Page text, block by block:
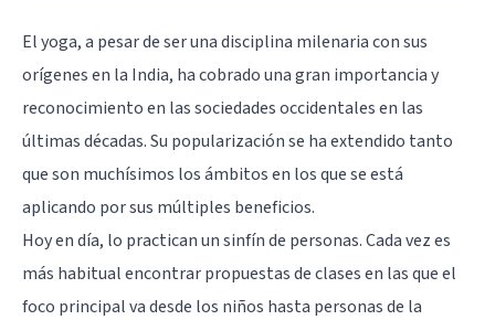
El yoga, a pesar de ser una disciplina milenaria con sus
orígenes en la India, ha cobrado una gran importancia y
reconocimiento en las sociedades occidentales en las
últimas décadas. Su popularización se ha extendido tanto
que son muchísimos los ámbitos en los que se está
aplicando por sus múltiples beneficios.
Hoy en día, lo practican un sinfín de personas. Cada vez es
más habitual encontrar propuestas de clases en las que el
foco principal va desde los niños hasta personas de la